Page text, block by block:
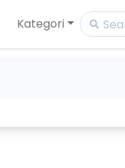
Kategori